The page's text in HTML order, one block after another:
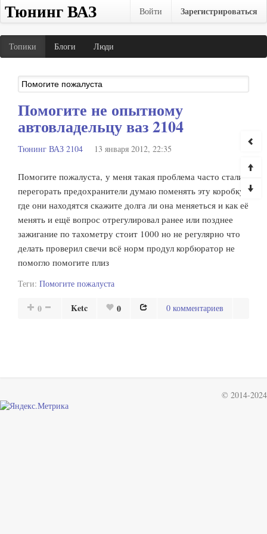
Тюнинг ВАЗ Войти Зарегистрироваться
Топики Блоги Люди
Помогите не опытному
автовладельцу ваз 2104
Тюнинг ВАЗ 2104 13 января 2012, 22:35
Помогите пожалуста, у меня такая проблема часто стали
перегорать предохранители думаю поменять эту коробку
где они находятся скажите долга ли она меняеться и как её
менять и ещё вопрос отрегулировал ранее или позднее
зажигание по тахометру стоит 1000 но не регулярно что
делать проверил свечи всё норм продул корбюратор не
помогло помогите плиз
Теги: Помогите пожалуста
0 Ketc 0 0 комментариев
© 2014-2024